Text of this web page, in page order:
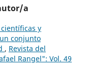
a
y
conjunto
, Revista del
Rangel": Vol. 49